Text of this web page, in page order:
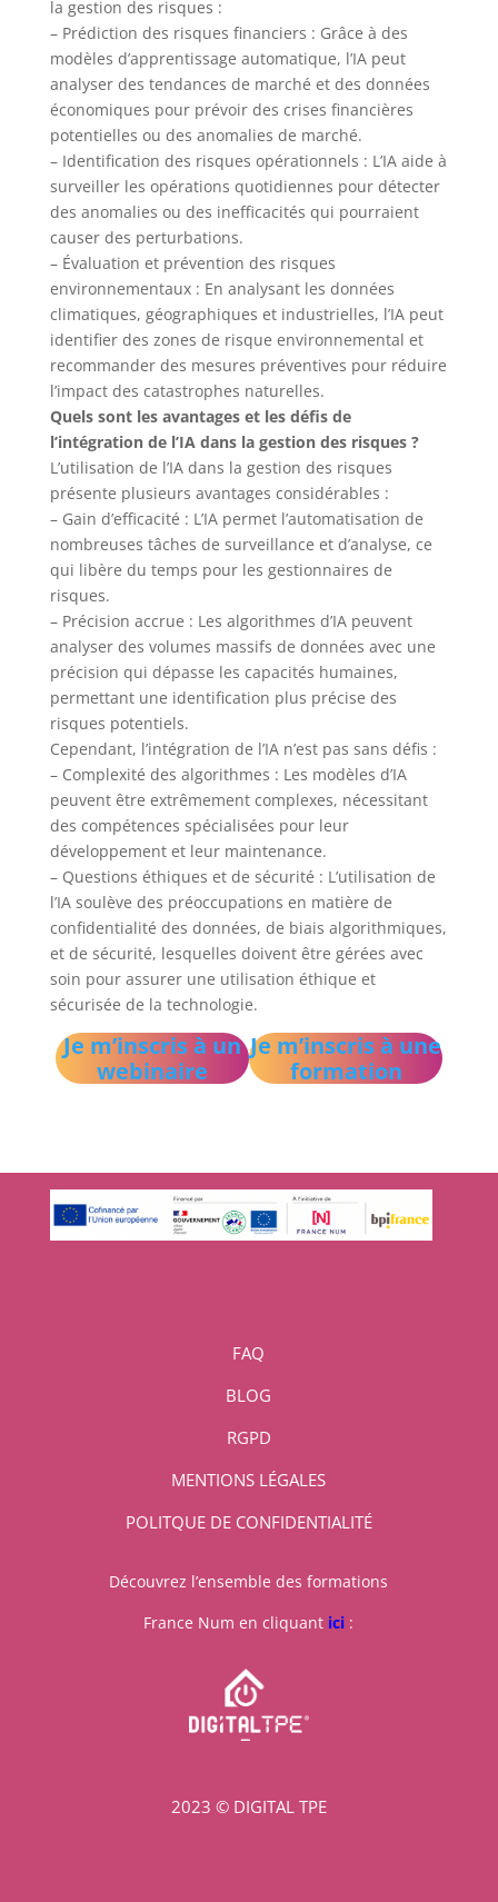
la gestion des risques :
– Prédiction des risques financiers : Grâce à des
modèles d’apprentissage automatique, l’IA peut
analyser des tendances de marché et des données
économiques pour prévoir des crises financières
potentielles ou des anomalies de marché.
– Identification des risques opérationnels : L’IA aide à
surveiller les opérations quotidiennes pour détecter
des anomalies ou des inefficacités qui pourraient
causer des perturbations.
– Évaluation et prévention des risques
environnementaux : En analysant les données
climatiques, géographiques et industrielles, l’IA peut
identifier des zones de risque environnemental et
recommander des mesures préventives pour réduire
l’impact des catastrophes naturelles.
Quels sont les avantages et les défis de
l’intégration de l’IA dans la gestion des risques ?
L’utilisation de l’IA dans la gestion des risques
présente plusieurs avantages considérables :
– Gain d’efficacité : L’IA permet l’automatisation de
nombreuses tâches de surveillance et d’analyse, ce
qui libère du temps pour les gestionnaires de
risques.
– Précision accrue : Les algorithmes d’IA peuvent
analyser des volumes massifs de données avec une
précision qui dépasse les capacités humaines,
permettant une identification plus précise des
risques potentiels.
Cependant, l’intégration de l’IA n’est pas sans défis :
– Complexité des algorithmes : Les modèles d’IA
peuvent être extrêmement complexes, nécessitant
des compétences spécialisées pour leur
développement et leur maintenance.
– Questions éthiques et de sécurité : L’utilisation de
l’IA soulève des préoccupations en matière de
confidentialité des données, de biais algorithmiques,
et de sécurité, lesquelles doivent être gérées avec
soin pour assurer une utilisation éthique et
sécurisée de la technologie.
Je m’inscris à un
webinaire
Je m’inscris à une
formation
FAQ
BLOG
RGPD
MENTIONS LÉGALES
POLITQUE DE CONFIDENTIALITÉ
Découvrez l’ensemble des formations
France Num en cliquant ici :
2023 © DIGITAL TPE